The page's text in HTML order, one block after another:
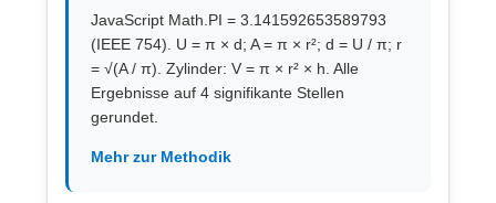
JavaScript Math.PI = 3.141592653589793
(IEEE 754). U = π × d; A = π × r²; d = U / π; r
= √(A / π). Zylinder: V = π × r² × h. Alle
Ergebnisse auf 4 signifikante Stellen
gerundet.
Mehr zur Methodik